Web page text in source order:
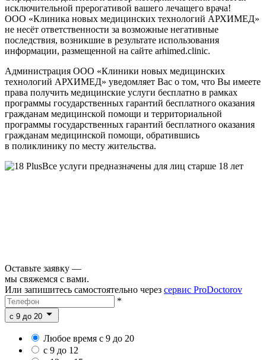
исключительной прерогативой вашего лечащего врача!
ООО «Клиника новых медицинских технологий АРХИМЕД»
не несёт ответственности за возможные негативные
последствия, возникшие в результате использования
информации, размещенной на сайте arhimed.clinic.
Администрация ООО «Клиники новых медицинских
технологий АРХИМЕД» уведомляет Вас о том, что Вы имеете
права получить медицинские услуги бесплатно в рамках
программы государственных гарантий бесплатного оказания
гражданам медицинской помощи и территориальной
программы государственных гарантий бесплатного оказания
гражданам медицинской помощи, обратившись
в поликлинику по месту жительства.
Все услуги предназначены для лиц старше 18 лет
Оставьте заявку —
мы свяжемся с вами.
Или запишитесь самостоятельно через сервис ProDoctorov
*
c 9 до 20
Любое время с 9 до 20
с 9 до 12